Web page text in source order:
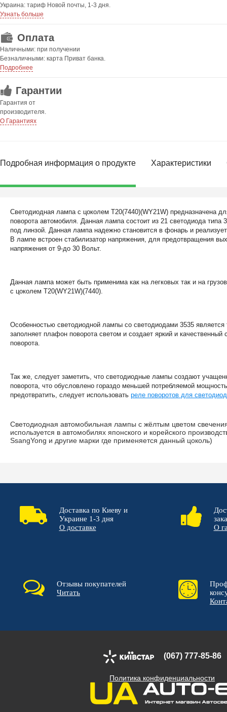
Украина: тариф Новой почты, 1-3 дня.
Узнать больше
Оплата
Наличными: при получении
Безналичными: карта Приват банка.
Подробнее
Гарантии
Гарантия от
производителя.
О Гарантиях
Подробная информация о продукте Характеристики
Светодиодная лампа с цоколем T20(7440)(WY21W) предназначена
поворота автомобиля. Данная лампа состоит из 21 светодиода типа
под линзой. Данная лампа надежно становится в фонарь и
В лампе встроен стабилизатор напряжения, для предотвращения
напряжения от 9-до 30 Вольт.
Данная лампа может быть применима как на легковых так и на
с цоколем T20(WY21W)(7440).
Особенностью светодиодной лампы со светодиодами 3535 является
заполняет плафон поворота светом и создает яркий и качественный
поворота.
Так же, следует заметить, что светодиодные лампы создают
поворота, что обусловлено гораздо меньшей потребляемой
предотвратить, следует использовать реле поворотов для
Светодиодная автомобильная лампы с жёлтым цветом
используется в автомобилях японского и корейского
SsangYong и другие марки где применяется данный цоколь)
Доставка по Киеву и
Украине 1-3 дня
О доставке
О
Отзывы покупателей
Читать
(067) 777-85-86
Политика конфиденциальности